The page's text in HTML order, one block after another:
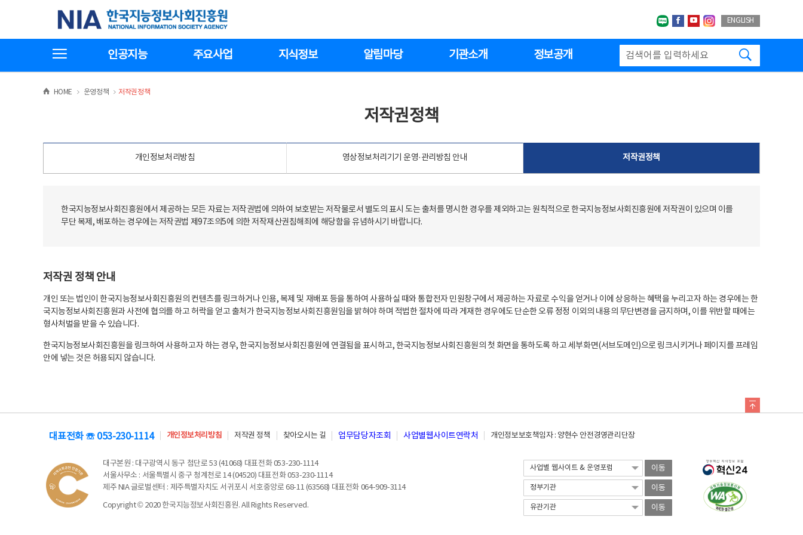
기
한국지능정보사회진흥원
네이버블로그
페이스북
유투브인스타그랩
ENGLISH
인공지능 주요사업 지식정보 알림마당 기관소개 정보공개
HOME >운영정책 >
저작권정책
저작권정책
개인정보처리방침 영상정보처리기기 운영·관리방침 안내 저작권정책
한국지능정보사회진흥원에서 제공하는 모든 자료는 저작권법에 의하여 보호받는 저작물로서 별도의 표시 도는 출처를 명시한 경우를 제외하고는 원칙적으로 한국지능정보사회진흥원에 저작권이 있으며 이를
무단 복제, 배포하는 경우에는 저작권법 제97조의5에 의한 저작재산권침해죄에 해당함을 유념하시기 바랍니다.
저작권 정책 안내
개인 또는 법인이 한국지능정보사회진흥원의 컨텐츠를 링크하거나 인용, 복제 및 재배포 등을 통하여 사용하실 때와 통합전자 민원창구에서 제공하는 자료로 수익을 얻거나 이에 상응하는 혜택을 누리고자 하는 경우에는 한
국지능정보사회진흥원과 사전에 협의를 하고 허락을 얻고 출처가 한국지능정보사회진흥원임을 밝혀야 하며 적법한 절차에 따라 게재한 경우에도 단순한 오류 정정 이외의 내용의 무단변경을 금지하며, 이를 위반할 때에는
형사처벌을 받을 수 있습니다.
한국지능정보사회진흥원을 링크하여 사용하고자 하는 경우, 한국지능정보사회진흥원에 연결됨을 표시하고, 한국지능정보사회진흥원의 첫 화면을 통하도록 하고 세부화면(서브도메인)으로 링크시키거나 페이지를 프레임
안에 넣는 것은 허용되지 않습니다.
대표전화 ☏ 053-230-1114 개인정보처리방침 저작권 정책 찾아오시는 길 업무담당자조회 사업별웹사이트연락처 개인정보보호책임자 : 양현수 안전경영관리단장
대구본원 : 대구광역시 동구 첨단로 53 (41068) 대표전화 053-230-1114
서울사무소 : 서울특별시 중구 청계천로 14 (04520) 대표전화 053-230-1114
제주 NIA 글로벌센터 : 제주특별자치도 서귀포시 서호중앙로 68-11 (63568) 대표전화 064-909-3114
Copyright © 2020 한국지능정보사회진흥원. All Rights Reserved.
이동
이동
이동